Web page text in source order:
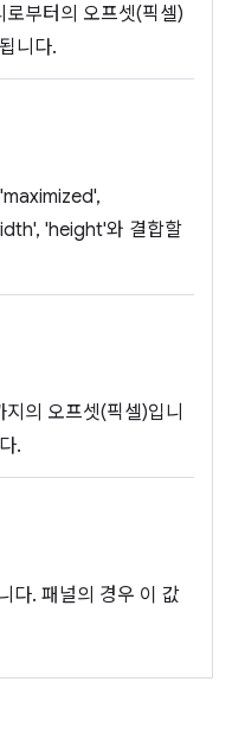
부터의 오프셋(픽셀)
니다.
'height'와 결합할
의 오프셋(픽셀)입니
.
다. 패널의 경우 이 값